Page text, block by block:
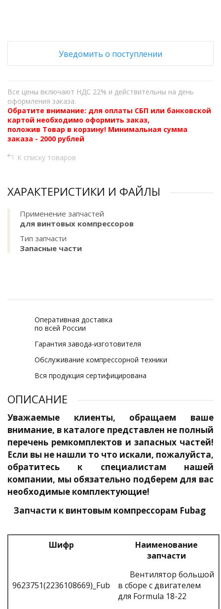
Уведомить о поступлении
Все цены включают НДС 22% и действительны на день
оформления заказа.
Обратите внимание: для оплаты СБП или банковской
картой необходимо оформить заказ,
положив Товар в корзину! Минимальная сумма
заказа - 2000 рублей
К списку товаров
ХАРАКТЕРИСТИКИ И ФАЙЛЫ
Применение запчастей
для винтовых компрессоров
Тип запчасти
Запасные части
Оперативная доставка
по всей России
Гарантия завода-изготовителя
Обслуживание компрессорной техники
Вся продукция сертифицирована
ОПИСАНИЕ
Уважаемые клиенты, обращаем ваше
внимание, в каталоге представлен не полный
перечень ремкомплектов и запасных частей!
Если вы не нашли то что искали, пожалуйста,
обратитесь к специалистам нашей
компании, мы обязательно подберем для вас
необходимые комплектующие!
Запчасти к винтовым компрессорам Fubag
Шифр
Наименование
запчасти
9623751(2236108669)_Fub
Вентилятор большой
в сборе с двигателем
для Formula 18-22